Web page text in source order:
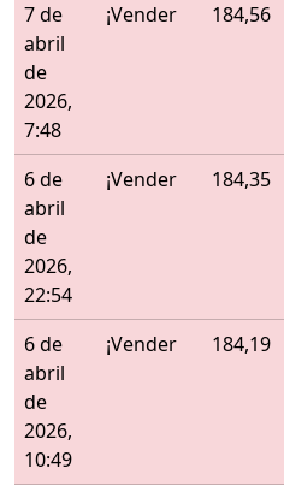
7 de
abril
de
2026,
7:48
¡Vender 184,56
6 de
abril
de
2026,
22:54
¡Vender 184,35
6 de
abril
de
2026,
10:49
¡Vender 184,19